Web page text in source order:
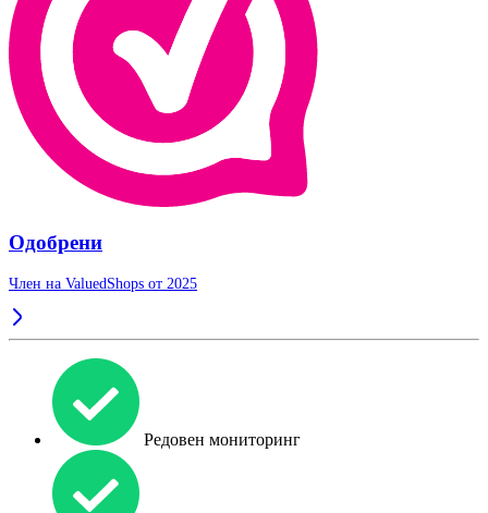
Одобрени
Член на ValuedShops от 2025
Редовен мониторинг